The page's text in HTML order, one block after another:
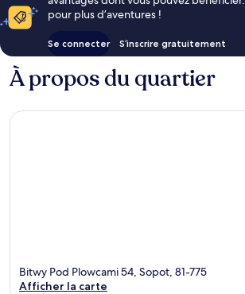
pour plus d’aventures !
Se connecter S’inscrire gratuitement
À propos du quartier
Bitwy Pod Plowcami 54, Sopot, 81-775
Afficher la carte